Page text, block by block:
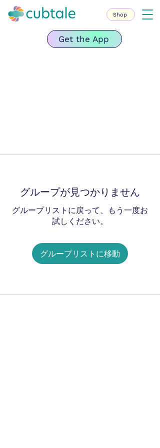
Get the App
Shop
グループが見つかりません
グループリストに戻って、もう一度お
試しください。
グループリストに移動